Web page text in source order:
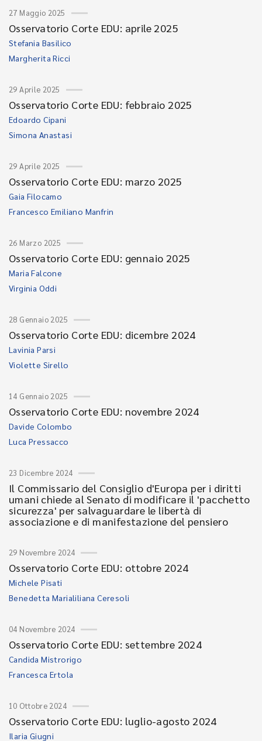
27 Maggio 2025
Osservatorio Corte EDU: aprile 2025
Stefania Basilico
Margherita Ricci
29 Aprile 2025
Osservatorio Corte EDU: febbraio 2025
Edoardo Cipani
Simona Anastasi
29 Aprile 2025
Osservatorio Corte EDU: marzo 2025
Gaia Filocamo
Francesco Emiliano Manfrin
26 Marzo 2025
Osservatorio Corte EDU: gennaio 2025
Maria Falcone
Virginia Oddi
28 Gennaio 2025
Osservatorio Corte EDU: dicembre 2024
Lavinia Parsi
Violette Sirello
14 Gennaio 2025
Osservatorio Corte EDU: novembre 2024
Davide Colombo
Luca Pressacco
23 Dicembre 2024
Il Commissario del Consiglio d'Europa per i diritti
umani chiede al Senato di modificare il 'pacchetto
sicurezza' per salvaguardare le libertà di
associazione e di manifestazione del pensiero
29 Novembre 2024
Osservatorio Corte EDU: ottobre 2024
Michele Pisati
Benedetta Marialiliana Ceresoli
04 Novembre 2024
Osservatorio Corte EDU: settembre 2024
Candida Mistrorigo
Francesca Ertola
10 Ottobre 2024
Osservatorio Corte EDU: luglio-agosto 2024
Ilaria Giugni